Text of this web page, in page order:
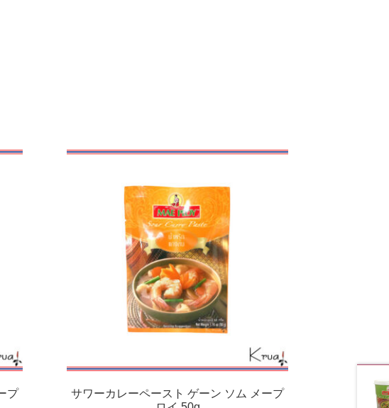
プ
サワーカレーペースト ゲーン ソム メープ